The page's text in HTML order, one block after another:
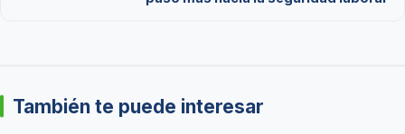
También te puede interesar